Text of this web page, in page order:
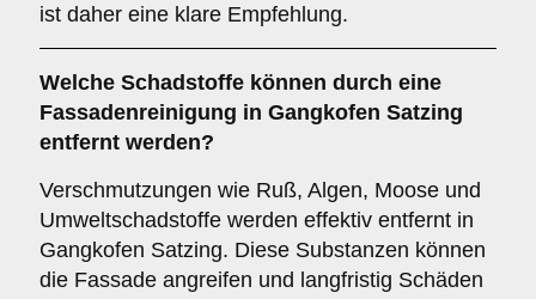
ist daher eine klare Empfehlung.
Welche Schadstoffe können durch eine
Fassadenreinigung in Gangkofen Satzing
entfernt werden?
Verschmutzungen wie Ruß, Algen, Moose und
Umweltschadstoffe werden effektiv entfernt in
Gangkofen Satzing. Diese Substanzen können
die Fassade angreifen und langfristig Schäden